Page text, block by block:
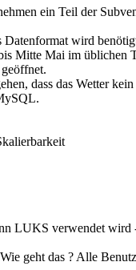
ein Teil der
Datenformat wird
Mitte Mai im
dass das Wetter
LUKS verwendet
geht das ? Alle